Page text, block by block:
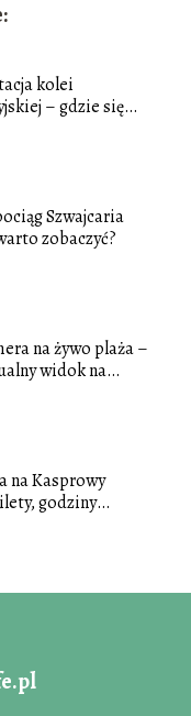
kolei
– gdzie się
Szwajcaria
zobaczyć?
na żywo plaża –
widok na
na Kasprowy
godziny